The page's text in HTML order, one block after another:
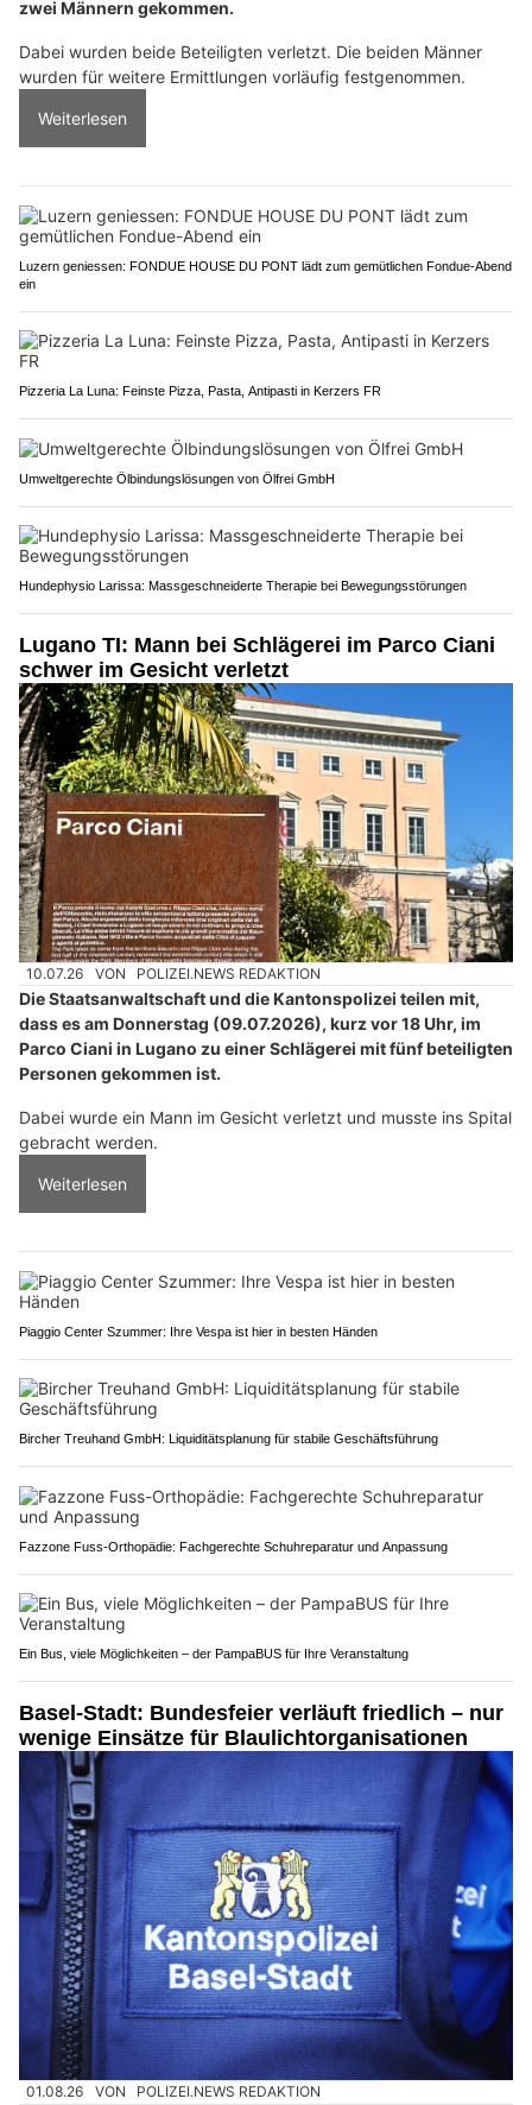
zwei Männern gekommen.
Dabei wurden beide Beteiligten verletzt. Die beiden Männer
wurden für weitere Ermittlungen vorläufig festgenommen.
Weiterlesen
Luzern geniessen: FONDUE HOUSE DU PONT lädt zum gemütlichen Fondue-Abend
ein
Pizzeria La Luna: Feinste Pizza, Pasta, Antipasti in Kerzers FR
Umweltgerechte Ölbindungslösungen von Ölfrei GmbH
Hundephysio Larissa: Massgeschneiderte Therapie bei Bewegungsstörungen
Lugano TI: Mann bei Schlägerei im Parco Ciani
schwer im Gesicht verletzt
10.07.26 VON POLIZEI.NEWS REDAKTION
Die Staatsanwaltschaft und die Kantonspolizei teilen mit,
dass es am Donnerstag (09.07.2026), kurz vor 18 Uhr, im
Parco Ciani in Lugano zu einer Schlägerei mit fünf beteiligten
Personen gekommen ist.
Dabei wurde ein Mann im Gesicht verletzt und musste ins Spital
gebracht werden.
Weiterlesen
Piaggio Center Szummer: Ihre Vespa ist hier in besten Händen
Bircher Treuhand GmbH: Liquiditätsplanung für stabile Geschäftsführung
Fazzone Fuss-Orthopädie: Fachgerechte Schuhreparatur und Anpassung
Ein Bus, viele Möglichkeiten – der PampaBUS für Ihre Veranstaltung
Basel-Stadt: Bundesfeier verläuft friedlich – nur
wenige Einsätze für Blaulichtorganisationen
01.08.26 VON POLIZEI.NEWS REDAKTION